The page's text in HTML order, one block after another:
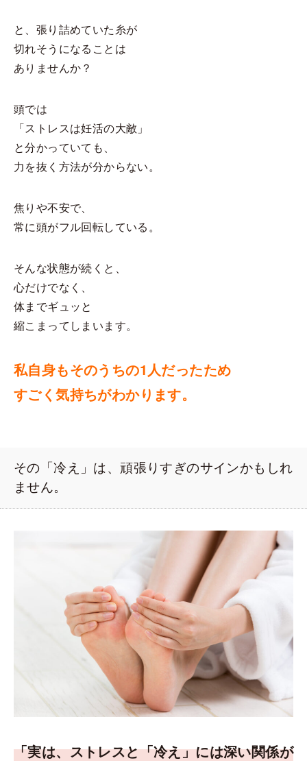
と、張り詰めていた糸が
切れそうになることは
ありませんか？
頭では
「ストレスは妊活の大敵」
と分かっていても、
力を抜く方法が分からない。
焦りや不安で、
常に頭がフル回転している。
そんな状態が続くと、
心だけでなく、
体までギュッと
縮こまってしまいます。
私自身もそのうちの1人だったため
すごく気持ちがわかります。
その「冷え」は、頑張りすぎのサインかもしれ
ません。
「実は、ストレスと「冷え」には深い関係が